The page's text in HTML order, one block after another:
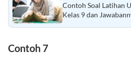
Contoh Soal Latihan
Kelas 9 dan
Contoh 7